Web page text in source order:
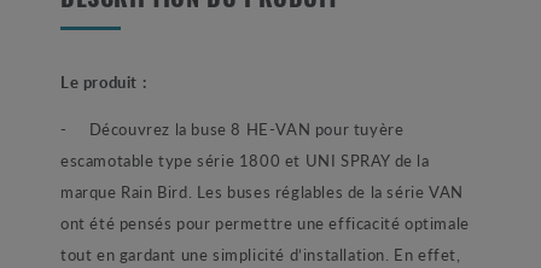
Le produit :
- Découvrez la buse 8 HE-VAN pour tuyère
escamotable type série 1800 et UNI SPRAY de la
marque Rain Bird. Les buses réglables de la série VAN
ont été pensés pour permettre une efficacité optimale
tout en gardant une simplicité d’installation. En effet,